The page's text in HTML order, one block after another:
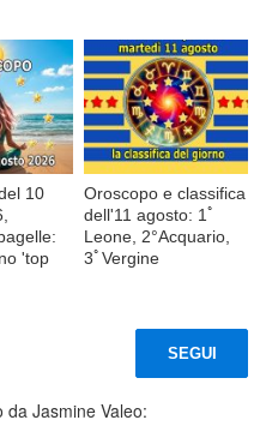
10
'top
Oroscopo e classifica
dell'11 agosto: 1ﾟ
Leone, 2°Acquario,
3ﾟVergine
SEGUI
Jasmine Valeo: